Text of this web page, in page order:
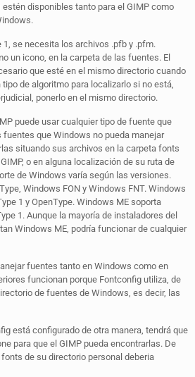
disponibles tanto para el GIMP como
1, se necesita los archivos .pfb y .pfm.
un icono, en la carpeta de las fuentes. El
que esté en el mismo directorio cuando
de algoritmo para localizarlo si no está,
ponerlo en el mismo directorio.
puede usar cualquier tipo de fuente que
fuentes que Windows no pueda manejar
situando sus archivos en la carpeta fonts
o en alguna localización de su ruta de
de Windows varía según las versiones.
Windows FON y Windows FNT. Windows
1 y OpenType. Windows ME soporta
1. Aunque la mayoría de instaladores del
Windows ME, podría funcionar de cualquier
fuentes tanto en Windows como en
funcionan porque Fontconfig utiliza, de
de fuentes de Windows, es decir, las
está configurado de otra manera, tendrá que
para que el GIMP pueda encontrarlas. De
de su directorio personal deberia